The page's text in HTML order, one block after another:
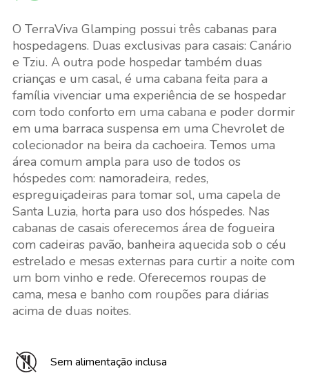
O TerraViva Glamping possui três cabanas para
hospedagens. Duas exclusivas para casais: Canário
e Tziu. A outra pode hospedar também duas
crianças e um casal, é uma cabana feita para a
família vivenciar uma experiência de se hospedar
com todo conforto em uma cabana e poder dormir
em uma barraca suspensa em uma Chevrolet de
colecionador na beira da cachoeira. Temos uma
área comum ampla para uso de todos os
hóspedes com: namoradeira, redes,
espreguiçadeiras para tomar sol, uma capela de
Santa Luzia, horta para uso dos hóspedes. Nas
cabanas de casais oferecemos área de fogueira
com cadeiras pavão, banheira aquecida sob o céu
estrelado e mesas externas para curtir a noite com
um bom vinho e rede. Oferecemos roupas de
cama, mesa e banho com roupões para diárias
acima de duas noites.
Sem alimentação inclusa